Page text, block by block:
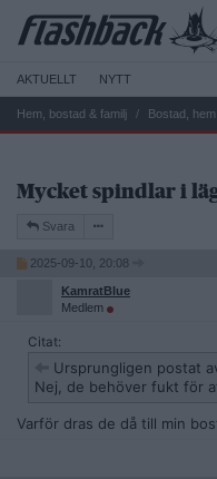
AKTUELLT NYTT
Hem, bostad & familj Bostad,
Mycket spindlar i
Svara
2025-09-10, 20:08
KamratBlue
Medlem
Citat:
Ursprungligen postat
Nej, de behöver fukt för
Varför dras de då till min